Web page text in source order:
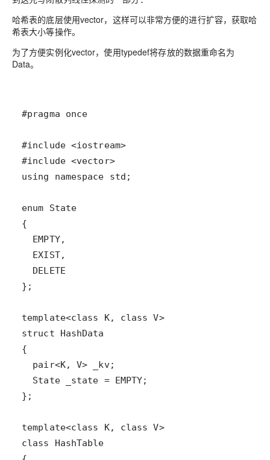
哈希表的底层使用vector，这样可以非常方便的进行扩容，获取哈
希表大小等操作。
为了方便实例化vector，使用typedef将存放的数据重命名为
Data。
#include <iostream>
#include <vector>
template<class K, class V>
template<class K, class V>